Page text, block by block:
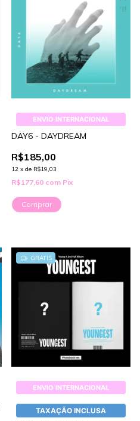
ENVIO INTERNACIONAL
DAY6 - DAYDREAM
R$185,00
12 x de R$19,03
R$177,60 com Pix
Comprar
GRÁTIS
ENVIO INTERNACIONAL
TAXAÇÃO INCLUSA